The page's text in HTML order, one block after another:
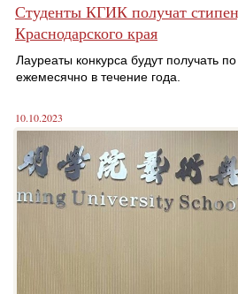
Студенты КГИК получат
Краснодарского края
Лауреаты конкурса будут получать
ежемесячно в течение года.
10.10.2023